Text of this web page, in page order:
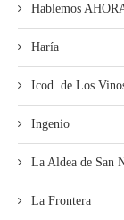
Hablemos
Haría
Icod. de Los
Ingenio
La Aldea de San
La Frontera